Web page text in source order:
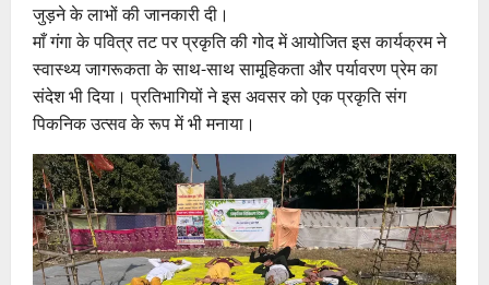
जुड़ने के लाभों की जानकारी दी।
माँ गंगा के पवित्र तट पर प्रकृति की गोद में आयोजित इस कार्यक्रम ने
स्वास्थ्य जागरूकता के साथ-साथ सामूहिकता और पर्यावरण प्रेम का
संदेश भी दिया। प्रतिभागियों ने इस अवसर को एक प्रकृति संग
पिकनिक उत्सव के रूप में भी मनाया।